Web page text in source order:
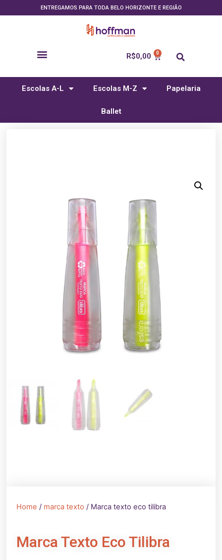
ENTREGAMOS PARA TODA BELO HORIZONTE E REGIÃO
R$0,00
Escolas A-L Escolas M-Z Papelaria
Ballet
Home / marca texto / Marca texto eco tilibra
Marca Texto Eco Tilibra